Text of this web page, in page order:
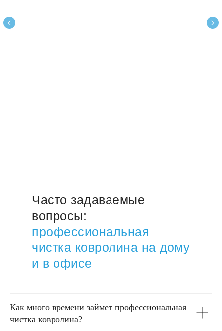
Часто задаваемые
вопросы:
профессиональная
чистка ковролина на дому
и в офисе
Как много времени займет профессиональная
чистка ковролина?